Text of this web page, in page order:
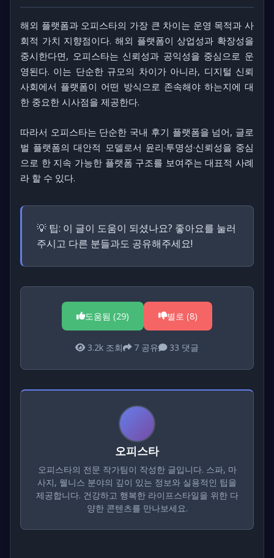
해외 플랫폼과 오피스타의 가장 큰 차이는 운영 목적과 사
회적 가치 지향점이다. 해외 플랫폼이 상업성과 확장성을
중시한다면, 오피스타는 신뢰성과 공익성을 중심으로 운
영된다. 이는 단순한 규모의 차이가 아니라, 디지털 신뢰
사회에서 플랫폼이 어떤 방식으로 존속해야 하는지에 대
한 중요한 시사점을 제공한다.
따라서 오피스타는 단순한 국내 후기 플랫폼을 넘어, 글로
벌 플랫폼의 대안적 모델로서 윤리·투명성·신뢰성을 중심
으로 한 지속 가능한 플랫폼 구조를 보여주는 대표적 사례
라 할 수 있다.
💡 팁: 이 글이 도움이 되셨나요? 좋아요를 눌러
주시고 다른 분들과도 공유해주세요!
도움됨 (29) 별로 (8)
3.2k 조회 7 공유 33 댓글
오피스타
오피스타의 전문 작가팀이 작성한 글입니다. 스파, 마
사지, 웰니스 분야의 깊이 있는 정보와 실용적인 팁을
제공합니다. 건강하고 행복한 라이프스타일을 위한 다
양한 콘텐츠를 만나보세요.